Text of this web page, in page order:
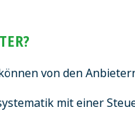
von den
mit einer